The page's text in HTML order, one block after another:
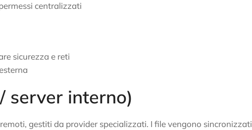
centralizzati
sicurezza e reti
server interno)
gestiti da provider specializzati. I file vengono sincronizzati